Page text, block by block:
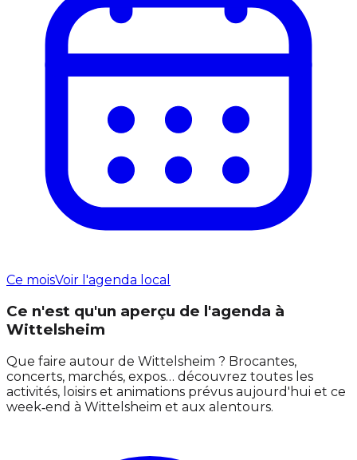
Ce moisVoir l'agenda local
Ce n'est qu'un aperçu de l'agenda à
Wittelsheim
Que faire autour de Wittelsheim ? Brocantes,
concerts, marchés, expos… découvrez toutes les
activités, loisirs et animations prévus aujourd'hui et ce
week‑end à Wittelsheim et aux alentours.